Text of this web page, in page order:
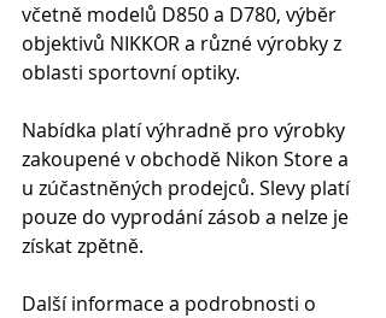
včetně modelů D850 a D780, výběr
objektivů NIKKOR a různé výrobky z
oblasti sportovní optiky.
Nabídka platí výhradně pro výrobky
zakoupené v obchodě Nikon Store a
u zúčastněných prodejců. Slevy platí
pouze do vyprodání zásob a nelze je
získat zpětně.
Další informace a podrobnosti o